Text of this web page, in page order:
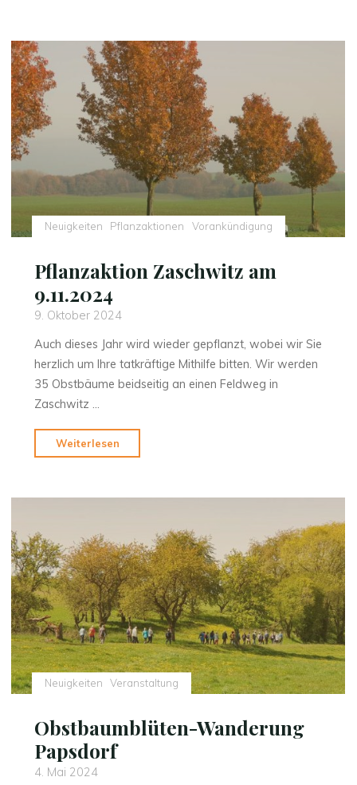
Neuigkeiten Pflanzaktionen Vorankündigung
Pflanzaktion Zaschwitz am
9.11.2024
9. Oktober 2024
Auch dieses Jahr wird wieder gepflanzt, wobei wir Sie
herzlich um Ihre tatkräftige Mithilfe bitten. Wir werden
35 Obstbäume beidseitig an einen Feldweg in
Zaschwitz …
Weiterlesen
Zaschwitz
9.11.2024"
Neuigkeiten Veranstaltung
Obstbaumblüten-Wanderung
Papsdorf
4. Mai 2024